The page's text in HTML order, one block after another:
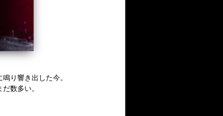
り響き出した今。
数多い。